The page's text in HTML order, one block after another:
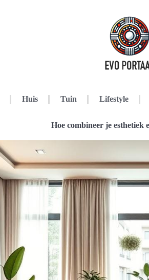
Huis Tuin Lifestyle
Hoe combineer je esthetiek